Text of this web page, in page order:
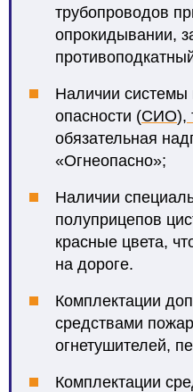
трубопроводов
опрокидывании,
Наличии
опасности (СИО),
обязательная
«Огнеопасно»;
Наличии
полуприцепов
красные цвета,
на дороге.
Комплектации
средствами
огнетушителей,
Комплектации